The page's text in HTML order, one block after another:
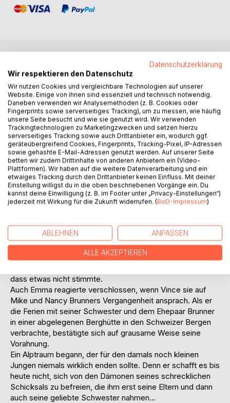
Im Alter von nur 3 Jahren verloren die Zwillinge Vince und
Lindsay ihre Eltern bei einem Unfall.
Die Kinder saßen damals ebenfalls im Wagen, überlebten
aber leicht verletzt. Sie wurden in einem Heim
untergebracht, in dem sie unbeschwert die ersten Jahre
ihrer Kindheit verbrachten. Aber der Wunsch, gemeinsam in
einer richtigen Familie aufzuwachsen, blieb. Umso größer
schien das Glück, als sie nun im Alter von zehn Jahren
gemeinsam von einem kinderlosen Paar mit Zweitwohnsitz
in der Schweiz adoptiert wurden. Sie lebten mit diesem in
einer wunderschönen Villa mit großem Garten und es
die Haushälterin Emma die Einzige, die den Kindern etwas
Zuneigung und Liebe entgegenbrachte, denn dazu waren
die Pflegeeltern offensichtlich nicht in der Lage. Vielmehr
sah es so aus, als dass sie gar nichts mit den Kindern
dass etwas nicht stimmte.
Auch Emma reagierte verschlossen, wenn Vince sie auf
Mike und Nancy Brunners Vergangenheit ansprach. Als er
die Ferien mit seiner Schwester und dem Ehepaar Brunner
in einer abgelegenen Berghütte in den Schweizer Bergen
verbrachte, bestätigte sich auf grausame Weise seine
Vorahnung.
Ein Alptraum begann, der für den damals noch kleinen
Jungen niemals wirklich enden sollte. Denn er schafft es bis
heute nicht, sich von den Dämonen seines schrecklichen
Schicksals zu befreien, die ihm erst seine Eltern und dann
auch seine geliebte Schwester nahmen...
Datenschutzerklärung
Wir respektieren den Datenschutz
Wir nutzen Cookies und vergleichbare Technologien auf unserer
Website. Einige von ihnen sind essenziell und technisch notwendig.
Daneben verwenden wir Analysemethoden (z. B. Cookies oder
Fingerprints sowie serverseitiges Tracking), um zu messen, wie häufig
unsere Seite besucht und wie sie genutzt wird. Wir verwenden
Trackingtechnologien zu Marketingzwecken und setzen hierzu
serverseitiges Tracking sowie auch Drittanbieter ein, wodurch ggf.
geräteübergreifend Cookies, Fingerprints, Tracking-Pixel, IP-Adressen
sowie gehashte E-Mail-Adressen genutzt werden. Auf unserer Seite
betten wir zudem Drittinhalte von anderen Anbietern ein (Video-
Plattformen). Wir haben auf die weitere Datenverarbeitung und ein
etwaiges Tracking durch den Drittanbieter keinen Einfluss. Mit deiner
Einstellung willigst du in die oben beschriebenen Vorgänge ein. Du
kannst deine Einwilligung (z. B. im Footer unter „Privacy-Einstellungen“)
jederzeit mit Wirkung für die Zukunft widerrufen. (BoD-Impressum)
ABLEHNEN ANPASSEN
ALLE AKZEPTIEREN